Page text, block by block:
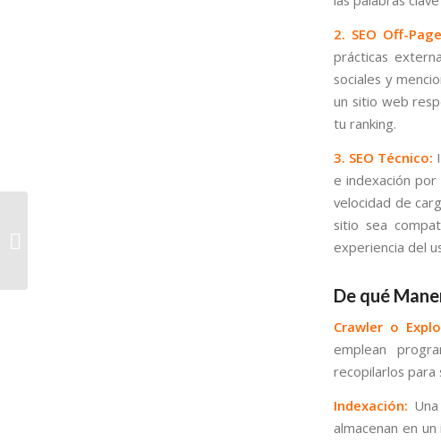
2. SEO Off-
prácticas
sociales y
un sitio web
tu ranking.
3. SEO Técnico:
e indexación
velocidad de
sitio sea
experiencia del
De qué
Crawler o
emplean
recopilarlos para
Indexación:
almacenan en